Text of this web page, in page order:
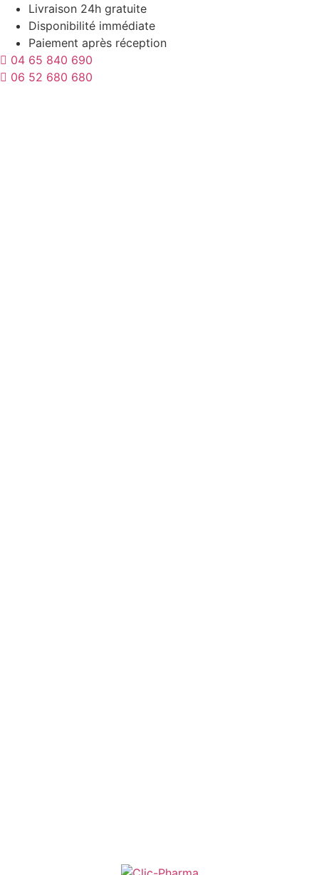
Aller
contenu
Livraison 24h gratuite
Disponibilité immédiate
Paiement après réception
04 65 840 690
06 52 680 680